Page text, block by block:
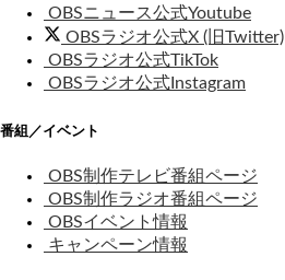
OBSニュース公式Youtube
OBSラジオ公式X (旧Twitter)
OBSラジオ公式TikTok
OBSラジオ公式Instagram
番組／イベント
OBS制作テレビ番組ページ
OBS制作ラジオ番組ページ
OBSイベント情報
キャンペーン情報